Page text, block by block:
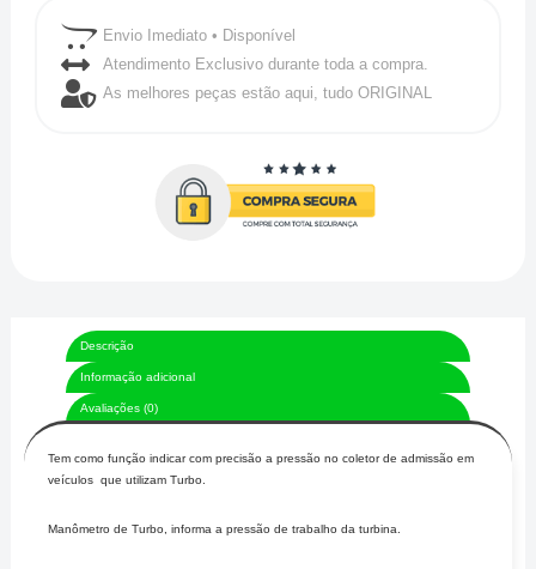
Envio Imediato • Disponível
Atendimento Exclusivo durante toda a compra.
As melhores peças estão aqui, tudo ORIGINAL
Descrição
Informação adicional
Avaliações (0)
Tem como função indicar com precisão a pressão no coletor de admissão em
veículos que utilizam Turbo.
Manômetro de Turbo, informa a pressão de trabalho da turbina.